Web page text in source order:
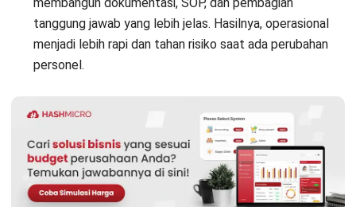
Perusahaan X menghadapi tantangan tingginya tingkat
kelelahan karyawan pada level manajerial, yang mulai
berdampak pada produktivitas dan retensi talenta. Untuk
mengatasinya, perusahaan merancang program cuti
sabatikal terstruktur bagi karyawan dengan masa kerja